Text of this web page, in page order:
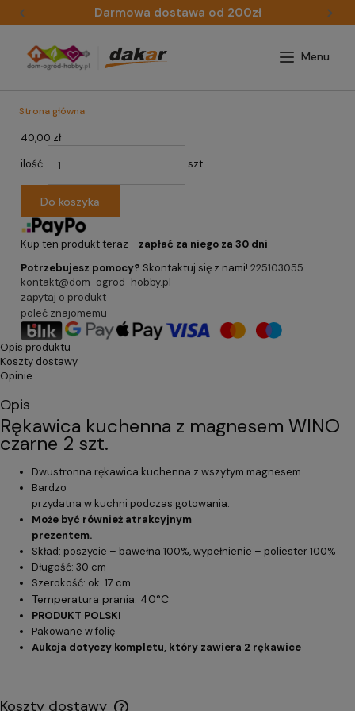
Darmowa dostawa od 200zł
Strona główna
40,00 zł
ilość
szt.
Do koszyka
Kup ten produkt teraz - zapłać za niego za 30 dni
Potrzebujesz pomocy? Skontaktuj się z nami! 225103055
kontakt@dom-ogrod-hobby.pl
zapytaj o produkt
poleć znajomemu
Opis produktu
Koszty dostawy
Opinie
Opis
Rękawica kuchenna z magnesem WINO
czarne 2 szt.
Dwustronna rękawica kuchenna z wszytym magnesem.
Bardzo
przydatna w kuchni podczas gotowania.
Może być również atrakcyjnym
prezentem.
Skład: poszycie – bawełna 100%, wypełnienie – poliester 100%
Długość: 30 cm
Szerokość: ok. 17 cm
Temperatura prania: 40°C
PRODUKT POLSKI
Pakowane w folię
Aukcja dotyczy kompletu, który zawiera 2 rękawice
Koszty dostawy